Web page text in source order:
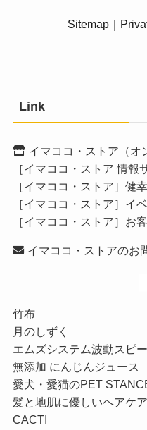
Sitemap
Link
イマココ・ストア（オ
［イマココ・ストア 情報
［イマココ・ストア］健
［イマココ・ストア］イ
［イマココ・ストア］お
イマココ・ストアのお
竹布
月のしずく
エムズシステム波動スピ
無添加 にんじんジュース
愛犬・愛猫のPET
髪と地肌に優しいヘアケ
CACTI